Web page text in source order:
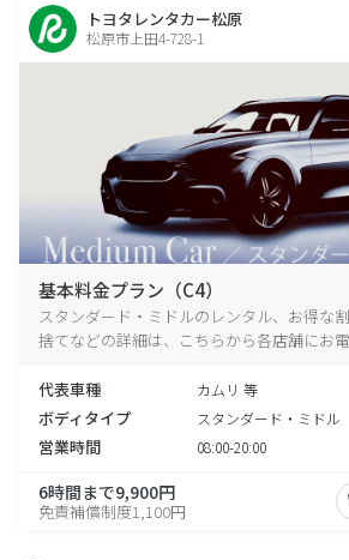
トヨタレンタカー松原
松原市上田4-728-1
基本料金プラン（C4）
スタンダード・ミドルのレンタル、お得な
捨てなどの詳細は、こちらから各店舗にお電
代表車種 カムリ 等
ボディタイプ スタンダード・ミドル
営業時間 08:00-20:00
6時間まで9,900円
免責補償制度1,100円